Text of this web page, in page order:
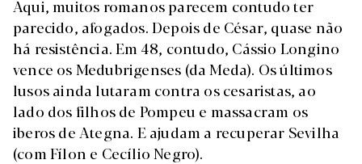
Aqui, muitos romanos parecem contudo ter
parecido, afogados. Depois de César, quase não
há resistência. Em 48, contudo, Cássio Longino
vence os Medubrigenses (da Meda). Os últimos
lusos ainda lutaram contra os cesaristas, ao
lado dos filhos de Pompeu e massacram os
iberos de Ategna. E ajudam a recuperar Sevilha
(com Fílon e Cecílio Negro).